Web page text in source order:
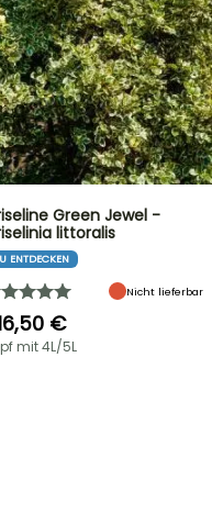
Green Jewel -
littoralis
ENTDECKEN
Nicht lieferbar
€
mit 4L/5L